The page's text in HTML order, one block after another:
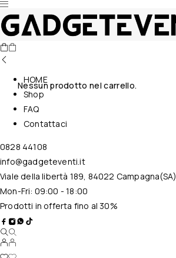
Nessun prodotto nel carrello.
HOME
Shop
FAQ
Contattaci
0828 44108
info@gadgeteventi.it
Viale della libertà 189, 84022 Campagna(SA)
Mon-Fri: 09:00 - 18:00
Prodotti in offerta fino al 30%